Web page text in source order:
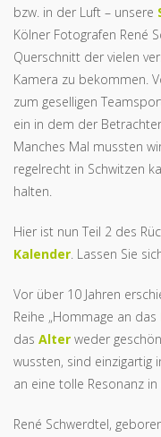
bzw. in der Luft – unsere
Kölner Fotografen René
Querschnitt der vielen
Kamera zu bekommen.
zum geselligen
ein in dem der
Manches Mal mussten
regelrecht in Schwitzen
halten.
Hier ist nun Teil 2 des
Kalender. Lassen Sie
Vor über 10 Jahren
Reihe „Hommage an das
das Alter weder
wussten, sind einzigartig
an eine tolle Resonanz
René Schwerdtel,